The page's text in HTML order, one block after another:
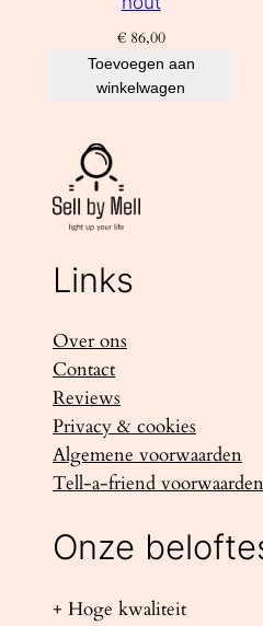
€86,00
Toevoegen aan
winkelwagen
Links
Over ons
Contact
Reviews
Privacy & cookies
Algemene voorwaarden
Tell-a-friend voorwaarden
Onze
+ Hoge kwaliteit